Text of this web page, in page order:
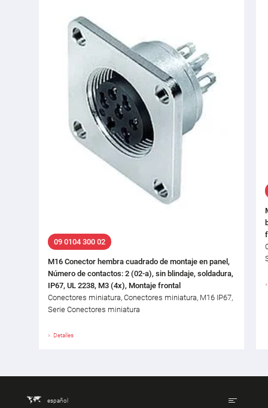
09 0104 300 02
M16 Conector hembra cuadrado de montaje en panel,
Número de contactos: 2 (02-a), sin blindaje, soldadura,
IP67, UL 2238, M3 (4x), Montaje frontal
Conectores miniatura, Conectores miniatura, M16 IP67,
Serie Conectores miniatura
Detalles
español